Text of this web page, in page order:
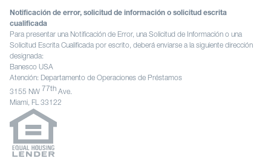
Notificación de error, solicitud de información o solicitud escrita
cualificada
Para presentar una Notificación de Error, una Solicitud de Información o una
Solicitud Escrita Cualificada por escrito, deberá enviarse a la siguiente dirección
designada:
Banesco USA
Atención: Departamento de Operaciones de Préstamos
3155 NW 77th Ave.
Miami, FL 33122